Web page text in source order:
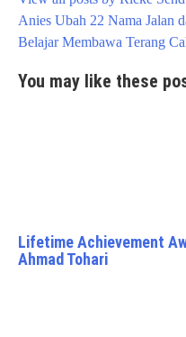
Post
navigation
Anies Ubah 22 Nama Jalan
Belajar Membawa Terang
You may like these
Lifetime Achievement
Ahmad Tohari